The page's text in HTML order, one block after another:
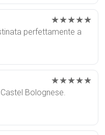
★★★★★
perfettamente a
★★★★★
Bolognese.